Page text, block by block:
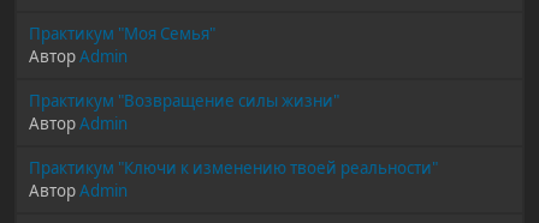
Практикум "Моя Семья"
АвторAdmin
Практикум "Возвращение силы жизни"
АвторAdmin
Практикум "Ключи к изменению твоей реальности"
АвторAdmin